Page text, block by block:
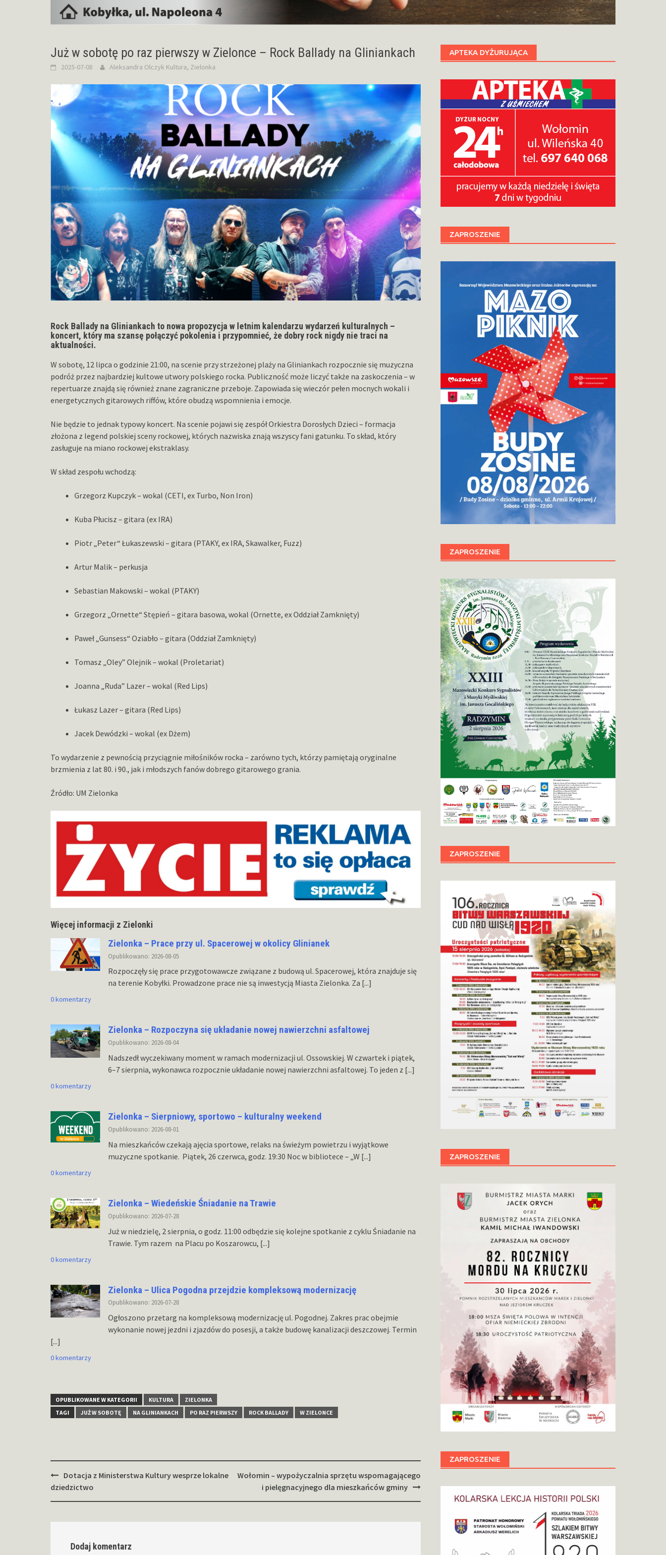
Już w sobotę po raz pierwszy w Zielonce – Rock Ballady na Gliniankach
2025-07-08 Aleksandra Olczyk Kultura, Zielonka
Rock Ballady na Gliniankach to nowa propozycja w letnim kalendarzu wydarzeń kulturalnych –
koncert, który ma szansę połączyć pokolenia i przypomnieć, że dobry rock nigdy nie traci na
aktualności.
W sobotę, 12 lipca o godzinie 21:00, na scenie przy strzeżonej plaży na Gliniankach rozpocznie się muzyczna
podróż przez najbardziej kultowe utwory polskiego rocka. Publiczność może liczyć także na zaskoczenia – w
repertuarze znajdą się również znane zagraniczne przeboje. Zapowiada się wieczór pełen mocnych wokali i
energetycznych gitarowych riffów, które obudzą wspomnienia i emocje.
Nie będzie to jednak typowy koncert. Na scenie pojawi się zespół Orkiestra Dorosłych Dzieci – formacja
złożona z legend polskiej sceny rockowej, których nazwiska znają wszyscy fani gatunku. To skład, który
zasługuje na miano rockowej ekstraklasy.
W skład zespołu wchodzą:
Grzegorz Kupczyk – wokal (CETI, ex Turbo, Non Iron)
Kuba Płucisz – gitara (ex IRA)
Piotr „Peter“ Łukaszewski – gitara (PTAKY, ex IRA, Skawalker, Fuzz)
Artur Malik – perkusja
Sebastian Makowski – wokal (PTAKY)
Grzegorz „Ornette“ Stępień – gitara basowa, wokal (Ornette, ex Oddział Zamknięty)
Paweł „Gunsess“ Oziabło – gitara (Oddział Zamknięty)
Tomasz „Oley” Olejnik – wokal (Proletariat)
Joanna „Ruda” Lazer – wokal (Red Lips)
Łukasz Lazer – gitara (Red Lips)
Jacek Dewódzki – wokal (ex Dżem)
To wydarzenie z pewnością przyciągnie miłośników rocka – zarówno tych, którzy pamiętają oryginalne
brzmienia z lat 80. i 90., jak i młodszych fanów dobrego gitarowego grania.
Źródło: UM Zielonka
Więcej informacji z Zielonki
Zielonka – Prace przy ul. Spacerowej w okolicy Glinianek
Opublikowano: 2026-08-05
Rozpoczęły się prace przygotowawcze związane z budową ul. Spacerowej, która znajduje się
na terenie Kobyłki. Prowadzone prace nie są inwestycją Miasta Zielonka. Za [...]
0 komentarzy
Zielonka – Rozpoczyna się układanie nowej nawierzchni asfaltowej
Opublikowano: 2026-08-04
Nadszedł wyczekiwany moment w ramach modernizacji ul. Ossowskiej. W czwartek i piątek,
6–7 sierpnia, wykonawca rozpocznie układanie nowej nawierzchni asfaltowej. To jeden z [...]
0 komentarzy
Zielonka – Sierpniowy, sportowo – kulturalny weekend
Opublikowano: 2026-08-01
Na mieszkańców czekają ajęcia sportowe, relaks na świeżym powietrzu i wyjątkowe
muzyczne spotkanie. Piątek, 26 czerwca, godz. 19:30 Noc w bibliotece – „W [...]
0 komentarzy
Zielonka – Wiedeńskie Śniadanie na Trawie
Opublikowano: 2026-07-28
Już w niedzielę, 2 sierpnia, o godz. 11:00 odbędzie się kolejne spotkanie z cyklu Śniadanie na
Trawie. Tym razem na Placu po Koszarowcu, [...]
0 komentarzy
Zielonka – Ulica Pogodna przejdzie kompleksową modernizację
Opublikowano: 2026-07-28
Ogłoszono przetarg na kompleksową modernizację ul. Pogodnej. Zakres prac obejmie
wykonanie nowej jezdni i zjazdów do posesji, a także budowę kanalizacji deszczowej. Termin
[...]
0 komentarzy
OPUBLIKOWANE W KATEGORII KULTURA
ZIELONKA
TAGI
JUŻ W SOBOTĘ NA GLINIANKACH PO RAZ PIERWSZY ROCK BALLADY W ZIELONCE
Zobacz
wpisy
Dotacja z Ministerstwa Kultury wesprze lokalne
dziedzictwo
Wołomin – wypożyczalnia sprzętu wspomagającego
i pielęgnacyjnego dla mieszkańców gminy
Dodaj komentarz
APTEKA DYŻURUJĄCA
ZAPROSZENIE
ZAPROSZENIE
ZAPROSZENIE
ZAPROSZENIE
ZAPROSZENIE